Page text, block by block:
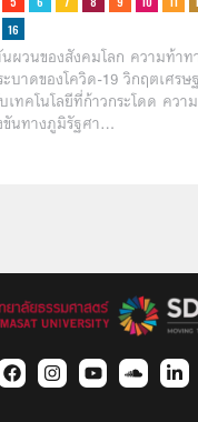
ผวนของสังคมโลก ความท้าท
ะบาดของโควิด-19 วิกฤตเศรษ
เทคโนโลยีที่ก้าวกระโดด ควา
ขันทางภูมิรัฐศา…